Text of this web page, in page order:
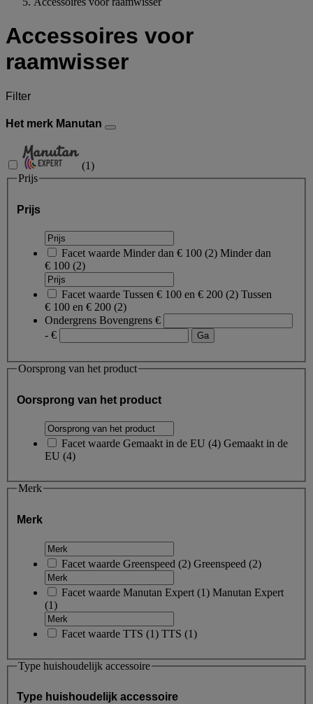
Accessoires voor
raamwisser
Filter
Het merk Manutan
(1)
Prijs
Prijs
Facet waarde Minder dan € 100 (2) Minder dan
€ 100 (2)
Facet waarde Tussen € 100 en € 200 (2) Tussen
€ 100 en € 200 (2)
Ondergrens Bovengrens €
- €
Oorsprong van het product
Oorsprong van het product
Facet waarde Gemaakt in de EU (4) Gemaakt in de
EU (4)
Merk
Merk
Facet waarde Greenspeed (2) Greenspeed (2)
Facet waarde Manutan Expert (1) Manutan Expert
(1)
Facet waarde TTS (1) TTS (1)
Type huishoudelijk accessoire
Type huishoudelijk accessoire